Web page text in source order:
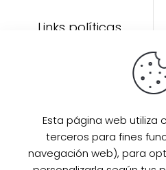
Links políticas
Inicio
Artículos
Eventos
SUPER PROMO
Esta página web utiliza
terceros para fines
navegación web), para